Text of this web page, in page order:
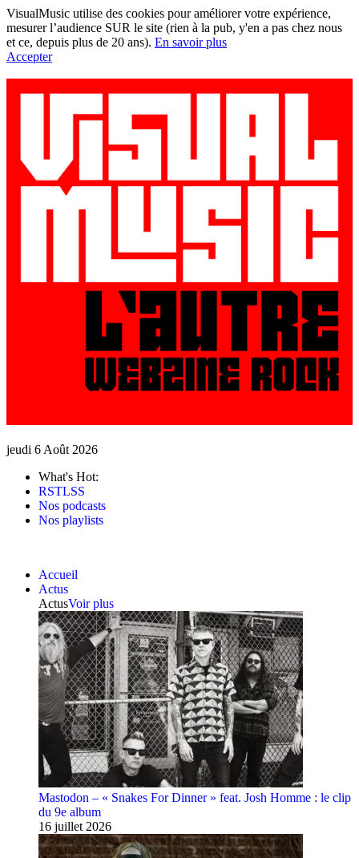
VisualMusic utilise des cookies pour améliorer votre expérience,
mesurer l’audience SUR le site (rien à la pub, y'en a pas chez nous
et ce, depuis plus de 20 ans). En savoir plus
Accepter
jeudi 6 Août 2026
What's Hot:
RSTLSS
Nos podcasts
Nos playlists
Accueil
Actus
ActusVoir plus
Mastodon – « Snakes For Dinner » feat. Josh Homme : le clip
du 9e album
16 juillet 2026